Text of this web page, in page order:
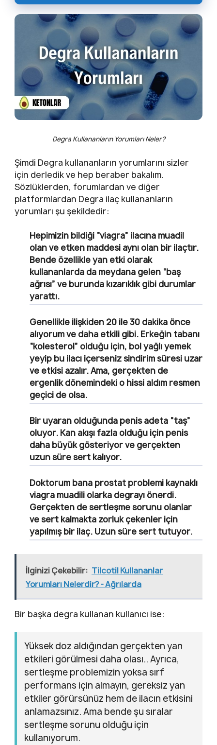
Degra Kullananların Yorumları Neler?
Şimdi Degra kullananların yorumlarını sizler
için derledik ve hep beraber bakalım.
Sözlüklerden, forumlardan ve diğer
platformlardan Degra ilaç kullananların
yorumları şu şekildedir:
Hepimizin bildiği “viagra” ilacına muadil
olan ve etken maddesi aynı olan bir ilaçtır.
Bende özellikle yan etki olarak
kullananlarda da meydana gelen “baş
ağrısı” ve burunda kızarıklık gibi durumlar
yarattı.
Genellikle ilişkiden 20 ile 30 dakika önce
alıyorum ve daha etkili gibi. Erkeğin tabanı
“kolesterol” olduğu için, bol yağlı yemek
yeyip bu ilacı içerseniz sindirim süresi uzar
ve etkisi azalır. Ama, gerçekten de
ergenlik dönemindeki o hissi aldım resmen
geçici de olsa.
Bir uyaran olduğunda penis adeta “taş”
oluyor. Kan akışı fazla olduğu için penis
daha büyük gösteriyor ve gerçekten
uzun süre sert kalıyor.
Doktorum bana prostat problemi kaynaklı
viagra muadili olarka degrayı önerdi.
Gerçekten de sertleşme sorunu olanlar
ve sert kalmakta zorluk çekenler için
yapılmış bir ilaç. Uzun süre sert tutuyor.
İlginizi Çekebilir: Tilcotil Kullananlar
Yorumları Nelerdir? - Ağrılarda
Bir başka degra kullanan kullanıcı ise:
Yüksek doz aldığından gerçekten yan
etkileri görülmesi daha olası.. Ayrıca,
sertleşme problemizin yoksa sırf
performans için almayın, gereksiz yan
etkiler görürsünüz hem de ilacın etkisini
anlamazsınız. Ama bende şu sıralar
sertleşme sorunu olduğu için
kullanıyorum.